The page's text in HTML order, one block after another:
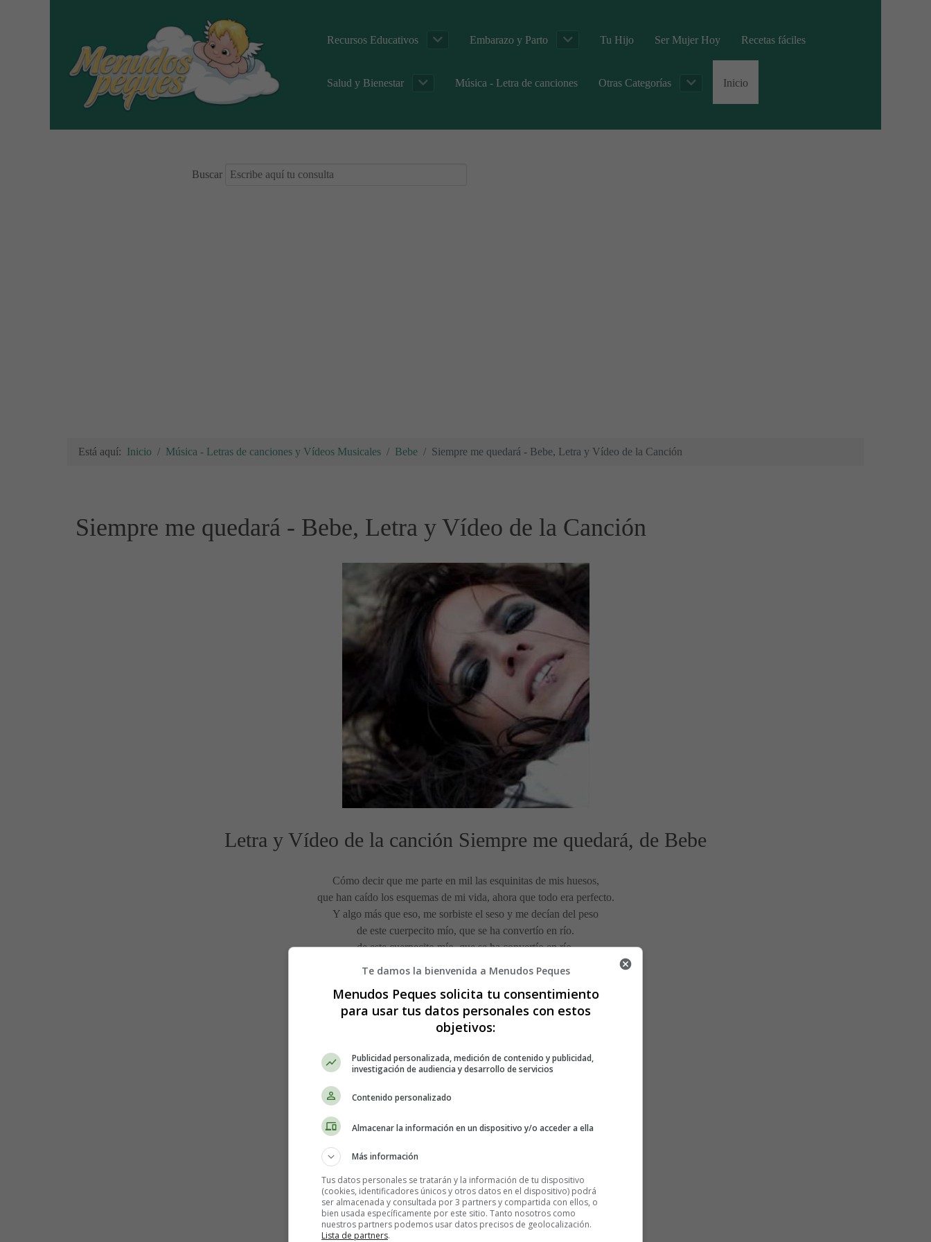
Recursos Educativos Embarazo y Parto Tu Hijo Ser Mujer Hoy Recetas fáciles
Salud y Bienestar Música - Letra de canciones Otras Categorías Inicio
Buscar
Está aquí: Inicio Música - Letras de canciones y Vídeos Musicales Bebe Siempre me quedará - Bebe, Letra y Vídeo de la Canción
Siempre me quedará - Bebe, Letra y Vídeo de la Canción
Letra y Vídeo de la canción Siempre me quedará, de Bebe
Cómo decir que me parte en mil las esquinitas de mis huesos,
que han caído los esquemas de mi vida, ahora que todo era perfecto.
Y algo más que eso, me sorbiste el seso y me decían del peso
de este cuerpecito mío, que se ha convertío en río.
de este cuerpecito mío, que se ha convertío en río.
Me cuesta abrir los ojos y lo hago poco a poco,
no sea que aún te encuentre cerca.
Me guardo tu recuerdo como el mejor secreto,
que dulce fue tenerte dentro.
Hay un trozo de luz en esta oscuridad
El tiempo todo calma, la tempestad y la calma,
volver a respirar la lluvia que caerá sobre este cuerpo y mojará
la flor que crece en mí, y volver a reír
y cada día un instante volver a pensar en ti.
En la voz suave del mar, en volver a respirar la lluvia que caerá
sobre este cuerpo y mojará, la flor que crece en mí,
Te damos la bienvenida a Menudos Peques
Menudos Peques solicita tu consentimiento
para usar tus datos personales con estos
objetivos:
Publicidad personalizada, medición de contenido y publicidad,
investigación de audiencia y desarrollo de servicios
Contenido personalizado
Almacenar la información en un dispositivo y/o acceder a ella
Más información
Tus datos personales se tratarán y la información de tu dispositivo
(cookies, identificadores únicos y otros datos en el dispositivo) podrá
ser almacenada y consultada por 3 partners y compartida con ellos, o
bien usada específicamente por este sitio. Tanto nosotros como
nuestros partners podemos usar datos precisos de geolocalización.
Lista de partners.